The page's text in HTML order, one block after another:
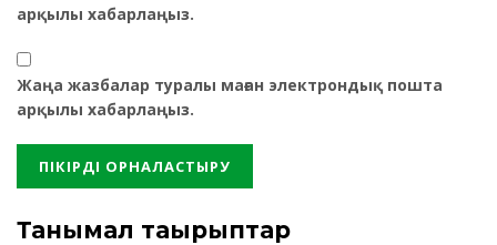
арқылы хабарлаңыз.
Жаңа жазбалар туралы маған электрондық пошта
арқылы хабарлаңыз.
Танымал тақырыптар